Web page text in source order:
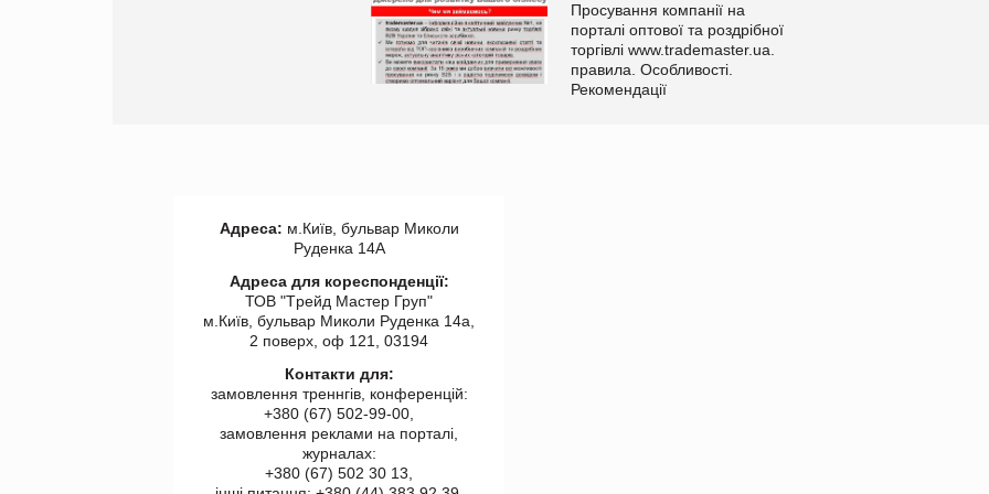
Просування компанії на
порталі оптової та роздрібної
торгівлі www.trademaster.ua.
правила. Особливості.
Рекомендації
Адреса: м.Київ, бульвар Миколи
Руденка 14А
Адреса для кореспонденції:
ТОВ "Tрейд Мастер Груп"
м.Київ, бульвар Миколи Руденка 14а,
2 поверх, оф 121, 03194
Контакти для:
замовлення треннгів, конференцій:
+380 (67) 502-99-00,
замовлення реклами на порталі,
журналах:
+380 (67) 502 30 13,